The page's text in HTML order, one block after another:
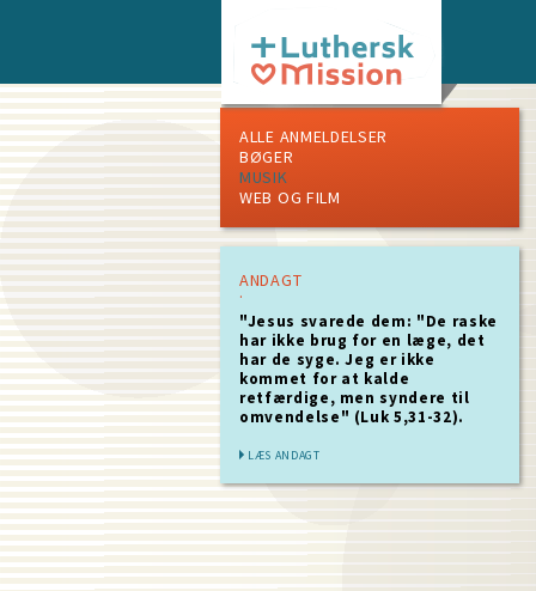
ALLE ANMELDELSER
BØGER
MUSIK
WEB OG FILM
ANDAGT
"Jesus svarede dem: "De raske
har ikke brug for en læge, det
har de syge. Jeg er ikke
kommet for at kalde
retfærdige, men syndere til
omvendelse" (Luk 5,31-32).
LÆS ANDAGT